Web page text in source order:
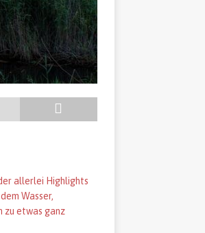
allerlei Highlights
Wasser,
zu etwas ganz